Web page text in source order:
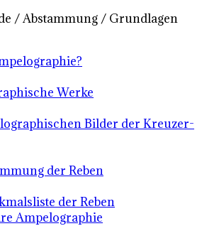
/ Abstammung / Grundlagen
Werke
Bilder der Kreuzer-
der Reben
der Reben
Ampelographie